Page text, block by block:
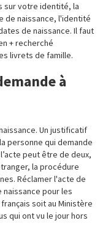
sur votre identité, la
de naissance, l'identité
de naissance. Il faut
+ recherché
livrets de famille.
à
Un justificatif
personne qui demande
peut être de deux,
la procédure
Réclamer l'acte de
naissance pour les
soit au Ministère
qui ont vu le jour hors